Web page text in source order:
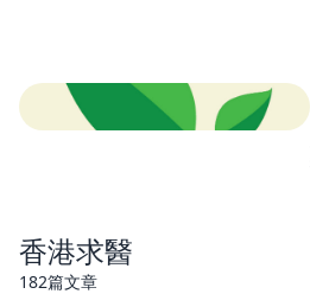
香港求醫
182篇文章